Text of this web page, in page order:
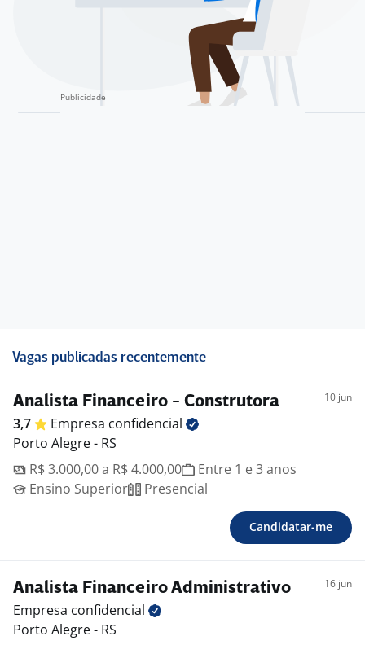
Vagas publicadas recentemente
Analista Financeiro - Construtora 10 jun
3,7 Empresa confidencial
Porto Alegre - RS
R$ 3.000,00 a R$ 4.000,00
Entre 1 e 3 anos
Ensino Superior
Presencial
Candidatar-me
Analista Financeiro Administrativo 16 jun
Empresa confidencial
Porto Alegre - RS